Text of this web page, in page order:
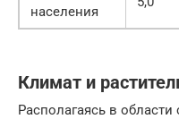
населения
Климат и
Располагаясь в области